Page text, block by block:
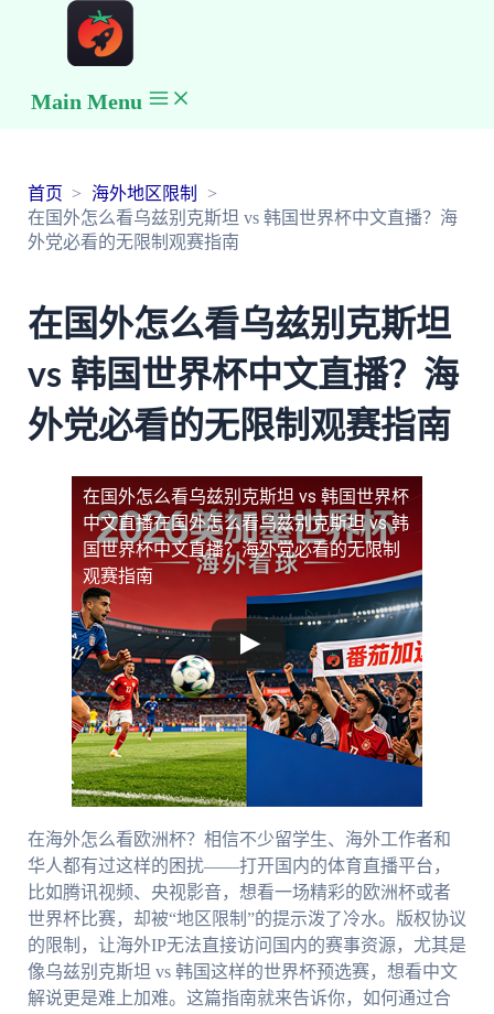
Main Menu
首页
海外地区限制
在国外怎么看乌兹别克斯坦 vs 韩国世界杯中文直播？海
外党必看的无限制观赛指南
在国外怎么看乌兹别克斯坦
vs 韩国世界杯中文直播？海
外党必看的无限制观赛指南
在国外怎么看乌兹别克斯坦 vs 韩国世界杯
中文直播在国外怎么看乌兹别克斯坦 vs 韩
国世界杯中文直播？海外党必看的无限制
观赛指南
在海外怎么看欧洲杯？相信不少留学生、海外工作者和
华人都有过这样的困扰——打开国内的体育直播平台，
比如腾讯视频、央视影音，想看一场精彩的欧洲杯或者
世界杯比赛，却被“地区限制”的提示泼了冷水。版权协议
的限制，让海外IP无法直接访问国内的赛事资源，尤其是
像乌兹别克斯坦 vs 韩国这样的世界杯预选赛，想看中文
解说更是难上加难。这篇指南就来告诉你，如何通过合